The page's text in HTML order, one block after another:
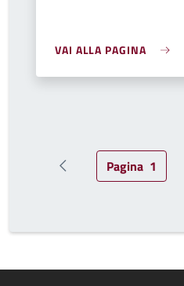
VAI ALLA PAGINA
Pagina precedente
Pagina
Pagina 1